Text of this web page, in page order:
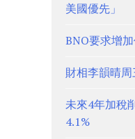
美國優先」
BNO要求增
財相李韻晴
未來4年加稅
4.1%